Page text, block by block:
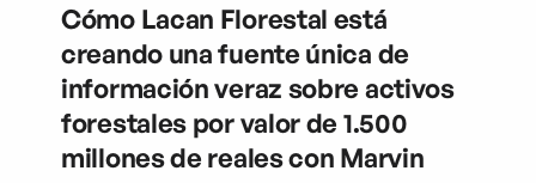
Cómo Lacan Florestal está
creando una fuente única de
información veraz sobre activos
forestales por valor de 1.500
millones de reales con Marvin